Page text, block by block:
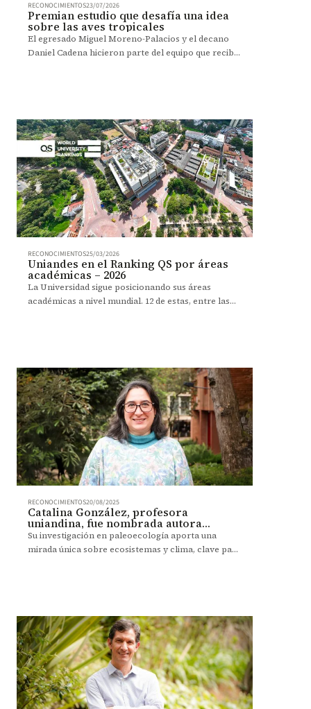
RECONOCIMIENTOS23/07/2026
Premian estudio que desafía una idea
sobre las aves tropicales
El egresado Miguel Moreno-Palacios y el decano
Daniel Cadena hicieron parte del equipo que recibió
RECONOCIMIENTOS25/03/2026
Uniandes en el Ranking QS por áreas
académicas – 2026
La Universidad sigue posicionando sus áreas
académicas a nivel mundial. 12 de estas, entre las
RECONOCIMIENTOS20/08/2025
Catalina González, profesora
uniandina, fue nombrada autora
principal del Séptimo Informe del
IPCC
Su investigación en paleoecología aporta una
mirada única sobre ecosistemas y clima, clave para